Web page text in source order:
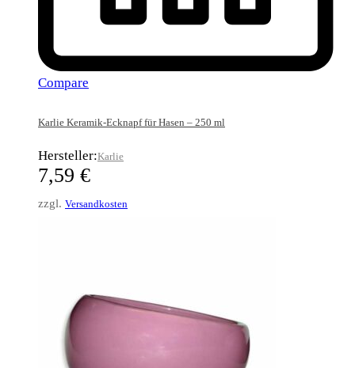
Compare
Karlie Keramik-Ecknapf für Hasen – 250 ml
Hersteller:Karlie
7,59 €
zzgl. Versandkosten